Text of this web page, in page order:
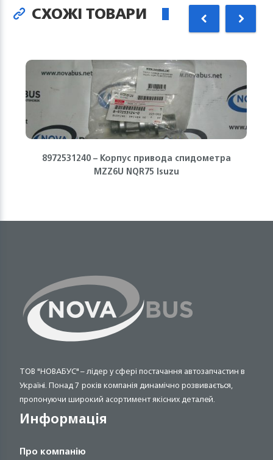
СХОЖІ ТОВАРИ
8972531240 – Корпус привода спидометра
MZZ6U NQR75 Isuzu
ТОВ "НОВАБУС" – лідер у сфері постачання автозапчастин в
Україні. Понад 7 років компанія динамічно розвивається,
пропонуючи широкий асортимент якісних деталей.
Информація
Про компанію